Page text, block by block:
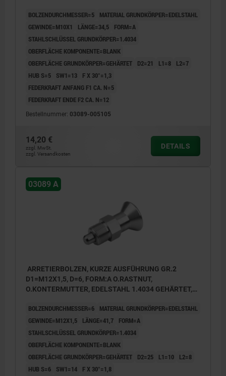
BOLZENDURCHMESSER=5
MATERIAL GRUNDKÖRPER=EDELSTAHL
GEWINDE=M10X1
LÄNGE=34,5
FORM=A
STAHLSCHLÜSSEL GRUNDKÖRPER=1.4034
OBERFLÄCHE KOMPONENTE=BLANK
OBERFLÄCHE GRUNDKÖRPER=GEHÄRTET
D2=21 L1=8
L2=7
HUB S=5
SW1=13
F X 30°=1,3
FEDERKRAFT ANFANG F1 CA. N=5
FEDERKRAFT ENDE F2 CA. N=12
Bestellnummer: 03089-005105
14,20 €
zzgl. MwSt.
zzgl. Versandkosten
DETAILS
03089 A
ARRETIERBOLZEN, KURZE AUSFÜHRUNG GR.2
D1=M12X1,5, D=6, FORM:A O.RASTNUT,
O.KONTERMUTTER, EDELSTAHL 1.4034 GEHÄRTET,
BOLZENDURCHMESSER=6
MATERIAL GRUNDKÖRPER=EDELSTAHL
GEWINDE=M12X1,5
LÄNGE=41,7
FORM=A
STAHLSCHLÜSSEL GRUNDKÖRPER=1.4034
OBERFLÄCHE KOMPONENTE=BLANK
OBERFLÄCHE GRUNDKÖRPER=GEHÄRTET
D2=25 L1=10
L2=8
HUB S=6
SW1=14
F X 30°=1,8